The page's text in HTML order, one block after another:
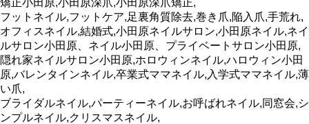
フットネイル,フットケア,足裏角質除去,巻き爪,陥入爪,手荒れ,
オフィスネイル,結婚式,小田原ネイルサロン,小田原ネイル,ネイ
ルサロン小田原、ネイル小田原、プライベートサロン小田原,
隠れ家ネイルサロン小田原,ホロウィンネイル,ハロウィン小田
原,バレンタインネイル,卒業式ママネイル,入学式ママネイル,薄
い爪,
ブライダルネイル,パーティーネイル,お呼ばれネイル,同窓会,シ
ンプルネイル,クリスマスネイル,